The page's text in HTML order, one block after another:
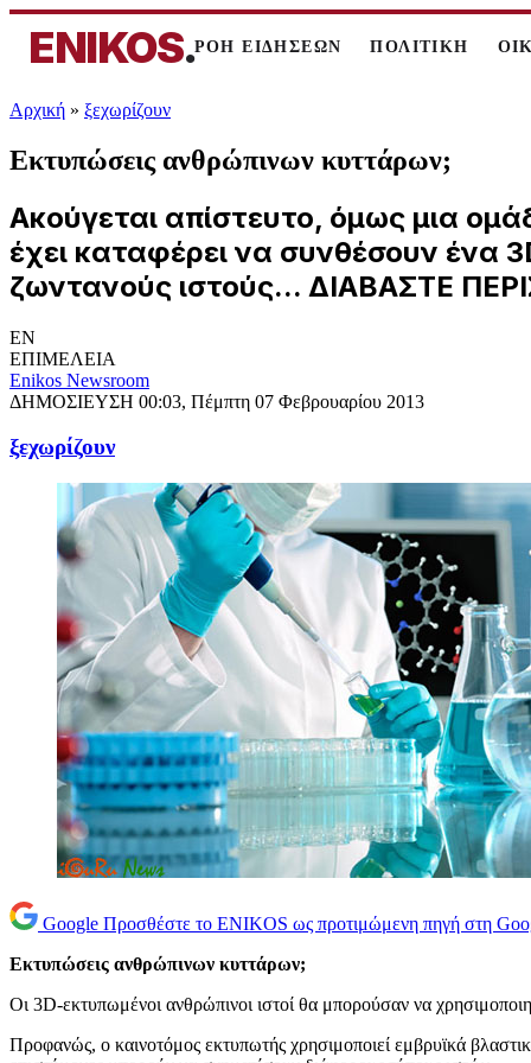
ENIKOS.ΡΟΗ ΕΙΔΗΣΕΩΝ ΠΟΛΙΤΙΚΗ
Αρχική » ξεχωρίζουν
Εκτυπώσεις ανθρώπινων κυττάρων;
Ακούγεται απίστευτο, όμως μια
έχει καταφέρει να συνθέσουν ένα
ζωντανούς ιστούς... ΔΙΑΒΑΣΤΕ
EN
ΕΠΙΜΕΛΕΙΑ
Enikos Newsroom
ΔΗΜΟΣΙΕΥΣΗ 00:03, Πέμπτη 07 Φεβρουαρίου 2013
ξεχωρίζουν
Google Προσθέστε το ENIKOS ως προτιμώμενη πηγή στη
Εκτυπώσεις ανθρώπινων κυττάρων;
Οι 3D-εκτυπωμένοι ανθρώπινοι ιστοί θα μπορούσαν να
Προφανώς, ο καινοτόμος εκτυπωτής χρησιμοποιεί εμβρυϊκά